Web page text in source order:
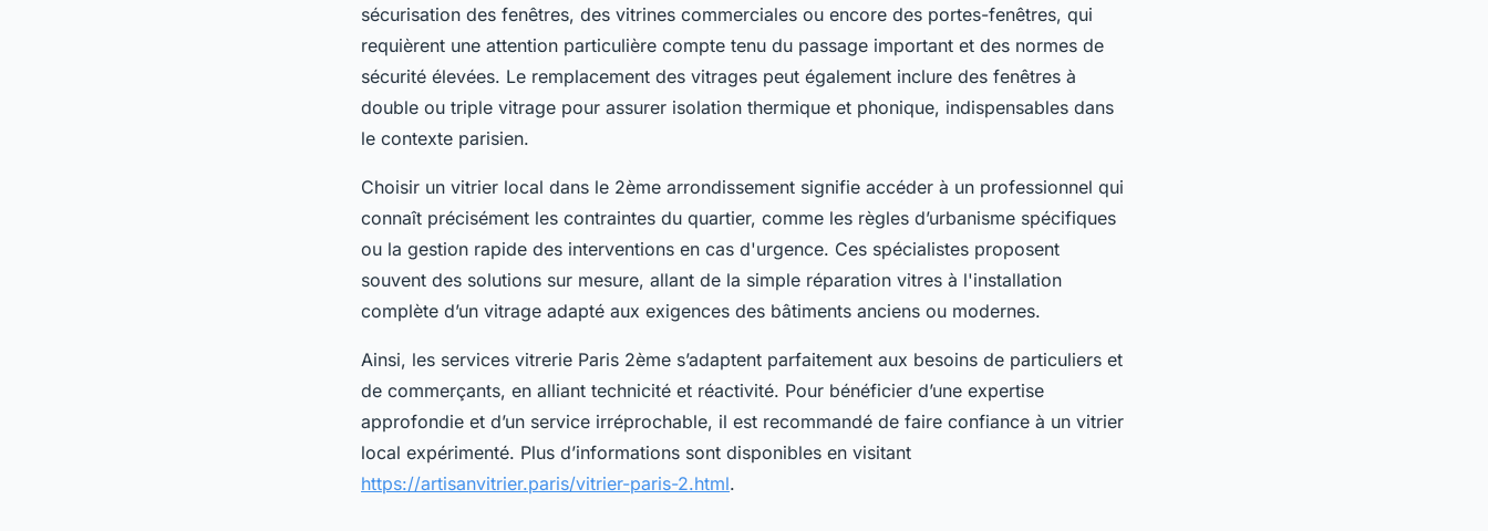
sécurisation des fenêtres, des vitrines commerciales ou encore des portes-fenêtres, qui
requièrent une attention particulière compte tenu du passage important et des normes de
sécurité élevées. Le remplacement des vitrages peut également inclure des fenêtres à
double ou triple vitrage pour assurer isolation thermique et phonique, indispensables dans
le contexte parisien.
Choisir un vitrier local dans le 2ème arrondissement signifie accéder à un professionnel qui
connaît précisément les contraintes du quartier, comme les règles d’urbanisme spécifiques
ou la gestion rapide des interventions en cas d'urgence. Ces spécialistes proposent
souvent des solutions sur mesure, allant de la simple réparation vitres à l'installation
complète d’un vitrage adapté aux exigences des bâtiments anciens ou modernes.
Ainsi, les services vitrerie Paris 2ème s’adaptent parfaitement aux besoins de particuliers et
de commerçants, en alliant technicité et réactivité. Pour bénéficier d’une expertise
approfondie et d’un service irréprochable, il est recommandé de faire confiance à un vitrier
local expérimenté. Plus d’informations sont disponibles en visitant
https://artisanvitrier.paris/vitrier-paris-2.html.